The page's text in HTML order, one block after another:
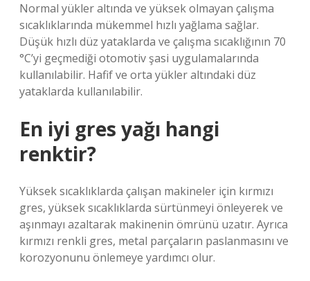
Normal yükler altında ve yüksek olmayan çalışma
sıcaklıklarında mükemmel hızlı yağlama sağlar.
Düşük hızlı düz yataklarda ve çalışma sıcaklığının 70
°C’yi geçmediği otomotiv şasi uygulamalarında
kullanılabilir. Hafif ve orta yükler altındaki düz
yataklarda kullanılabilir.
En iyi gres yağı hangi
renktir?
Yüksek sıcaklıklarda çalışan makineler için kırmızı
gres, yüksek sıcaklıklarda sürtünmeyi önleyerek ve
aşınmayı azaltarak makinenin ömrünü uzatır. Ayrıca
kırmızı renkli gres, metal parçaların paslanmasını ve
korozyonunu önlemeye yardımcı olur.